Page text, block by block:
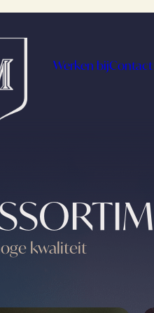
Werken bijContact
kwaliteit